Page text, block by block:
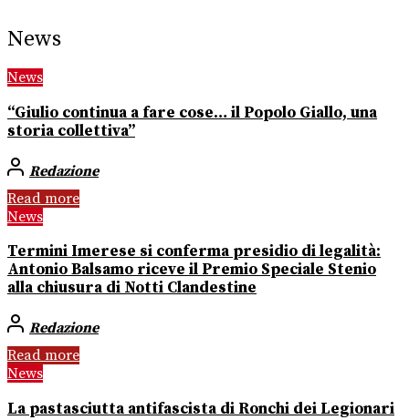
News
News
“Giulio continua a fare cose… il Popolo Giallo, una
storia collettiva”
Redazione
Read more
News
Termini Imerese si conferma presidio di legalità:
Antonio Balsamo riceve il Premio Speciale Stenio
alla chiusura di Notti Clandestine
Redazione
Read more
News
La pastasciutta antifascista di Ronchi dei Legionari